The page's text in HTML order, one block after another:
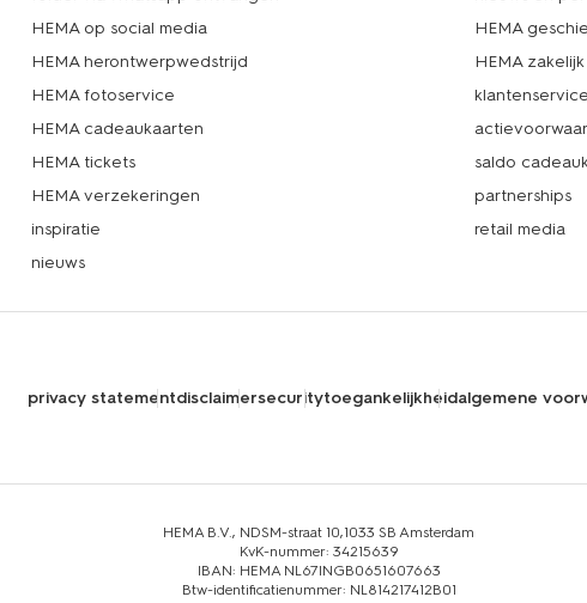
HEMA op social media
HEMA herontwerpwedstrijd
HEMA fotoservice
HEMA cadeaukaarten
HEMA tickets
HEMA verzekeringen
inspiratie
nieuws
HEMA
HEMA zakelijk
klantenservice
saldo
partnerships
retail media
privacy statementdisclaimersecuritytoegankelijkheidalgemene
HEMA B.V., NDSM-straat 10,1033 SB Amsterdam
KvK-nummer: 34215639
IBAN: HEMA NL67INGB0651607663
Btw-identificatienummer: NL814217412B01